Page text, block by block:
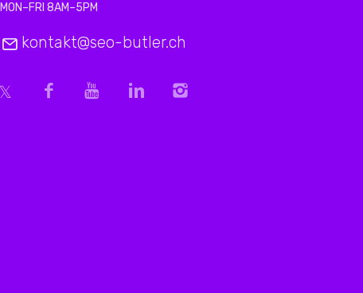
MON–FRI 8AM–5PM
kontakt@seo-butler.ch